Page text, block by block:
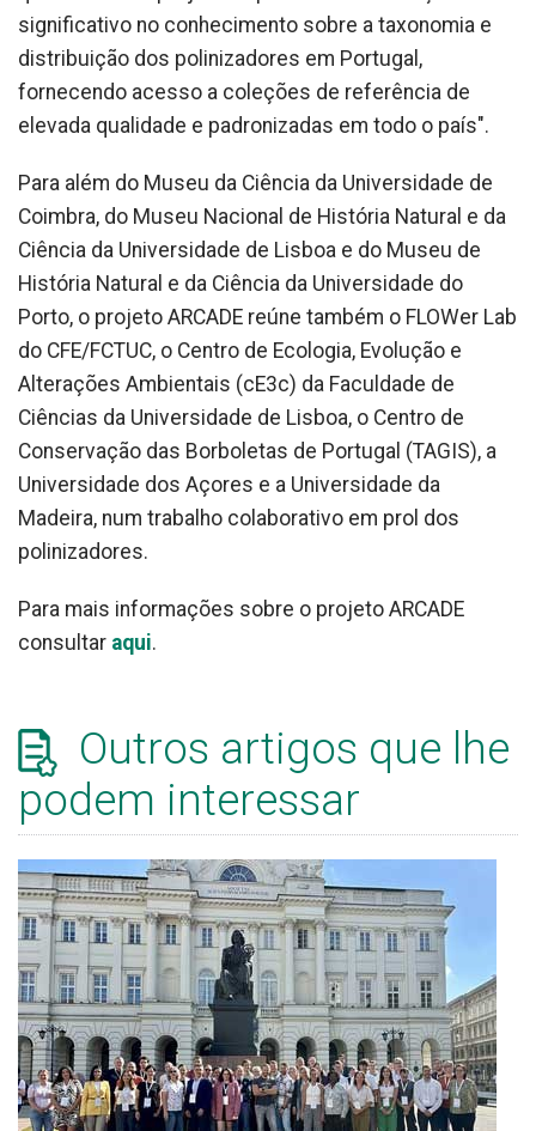
significativo no conhecimento sobre a taxonomia e
distribuição dos polinizadores em Portugal,
fornecendo acesso a coleções de referência de
elevada qualidade e padronizadas em todo o país".
Para além do Museu da Ciência da Universidade de
Coimbra, do Museu Nacional de História Natural e da
Ciência da Universidade de Lisboa e do Museu de
História Natural e da Ciência da Universidade do
Porto, o projeto ARCADE reúne também o FLOWer Lab
do CFE/FCTUC, o Centro de Ecologia, Evolução e
Alterações Ambientais (cE3c) da Faculdade de
Ciências da Universidade de Lisboa, o Centro de
Conservação das Borboletas de Portugal (TAGIS), a
Universidade dos Açores e a Universidade da
Madeira, num trabalho colaborativo em prol dos
polinizadores.
Para mais informações sobre o projeto ARCADE
consultar aqui.
Outros artigos que lhe
podem interessar